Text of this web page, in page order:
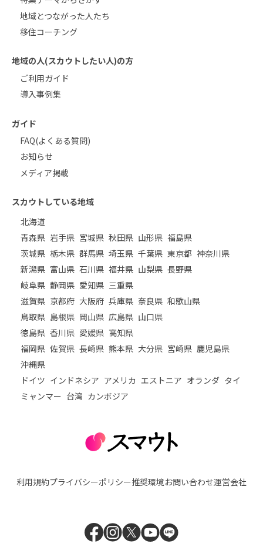
地域とつながった人たち
移住コーチング
地域の人(スカウトしたい人)の方
ご利用ガイド
導入事例集
ガイド
FAQ(よくある質問)
お知らせ
メディア掲載
スカウトしている地域
北海道
青森県 岩手県 宮城県 秋田県 山形県 福島県
茨城県 栃木県 群馬県 埼玉県 千葉県 東京都 神奈川県
新潟県 富山県 石川県 福井県 山梨県 長野県
岐阜県 静岡県 愛知県 三重県
滋賀県 京都府 大阪府 兵庫県 奈良県 和歌山県
鳥取県 島根県 岡山県 広島県 山口県
徳島県 香川県 愛媛県 高知県
福岡県 佐賀県 長崎県 熊本県 大分県 宮崎県 鹿児島県
沖縄県
ドイツ インドネシア アメリカ エストニア オランダ タイ
ミャンマー 台湾 カンボジア
利用規約プライバシーポリシー推奨環境お問い合わせ運営会社